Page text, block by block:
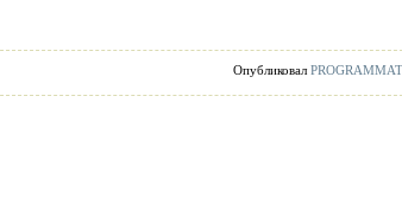
Опубликовал